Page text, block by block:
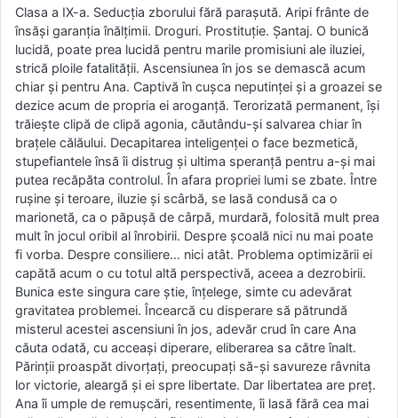
Clasa a IX-a. Seducţia zborului fără paraşută. Aripi frânte de
însăşi garanţia înălţimii. Droguri. Prostituţie. Şantaj. O bunică
lucidă, poate prea lucidă pentru marile promisiuni ale iluziei,
strică ploile fatalităţii. Ascensiunea în jos se demască acum
chiar şi pentru Ana. Captivă în cuşca neputinţei şi a groazei se
dezice acum de propria ei aroganţă. Terorizată permanent, îşi
trăieşte clipă de clipă agonia, căutându-şi salvarea chiar în
braţele călăului. Decapitarea inteligenţei o face bezmetică,
stupefiantele însă îi distrug şi ultima speranţă pentru a-şi mai
putea recăpăta controlul. În afara propriei lumi se zbate. Între
ruşine şi teroare, iluzie şi scârbă, se lasă condusă ca o
marionetă, ca o păpuşă de cârpă, murdară, folosită mult prea
mult în jocul oribil al înrobirii. Despre şcoală nici nu mai poate
fi vorba. Despre consiliere… nici atât. Problema optimizării ei
capătă acum o cu totul altă perspectivă, aceea a dezrobirii.
Bunica este singura care ştie, înţelege, simte cu adevărat
gravitatea problemei. Încearcă cu disperare să pătrundă
misterul acestei ascensiuni în jos, adevăr crud în care Ana
căuta odată, cu acceaşi diperare, eliberarea sa către înalt.
Părinţii proaspăt divorţaţi, preocupaţi să-şi savureze râvnita
lor victorie, aleargă şi ei spre libertate. Dar libertatea are preţ.
Ana îi umple de remuşcări, resentimente, îi lasă fără cea mai